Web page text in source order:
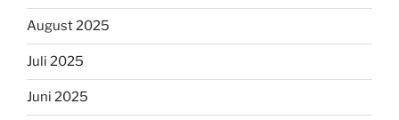
August 2025
Juli 2025
Juni 2025